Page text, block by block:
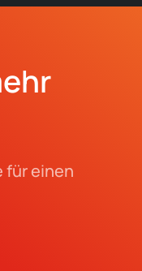
für einen